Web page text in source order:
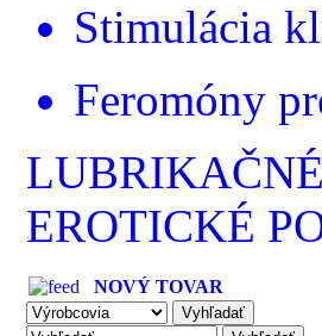
Stimulácia
Feromóny
EROTICKÉ
NOVÝ TOVAR